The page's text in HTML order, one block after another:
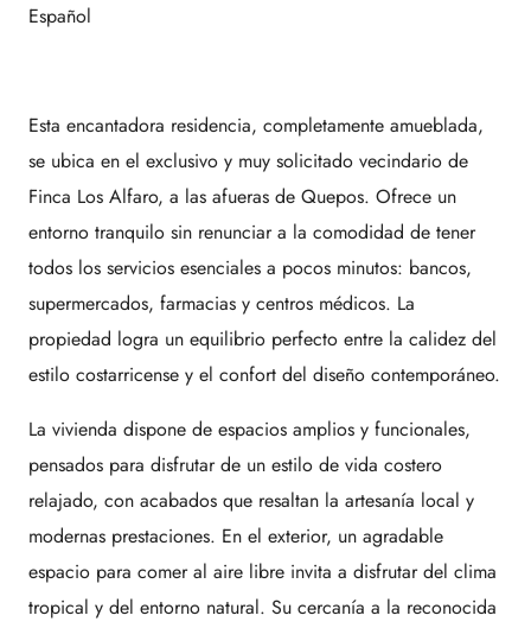
Español
Esta encantadora residencia, completamente amueblada,
se ubica en el exclusivo y muy solicitado vecindario de
Finca Los Alfaro, a las afueras de Quepos. Ofrece un
entorno tranquilo sin renunciar a la comodidad de tener
todos los servicios esenciales a pocos minutos: bancos,
supermercados, farmacias y centros médicos. La
propiedad logra un equilibrio perfecto entre la calidez del
estilo costarricense y el confort del diseño contemporáneo.
La vivienda dispone de espacios amplios y funcionales,
pensados para disfrutar de un estilo de vida costero
relajado, con acabados que resaltan la artesanía local y
modernas prestaciones. En el exterior, un agradable
espacio para comer al aire libre invita a disfrutar del clima
tropical y del entorno natural. Su cercanía a la reconocida